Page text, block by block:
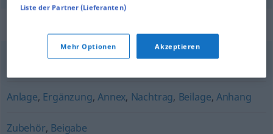
Anlage, Ergänzung,Annex, Nachtrag, Beilage, Anhang
Zubehör, Beigabe
Liste der Partner (Lieferanten)
Mehr Optionen Akzeptieren